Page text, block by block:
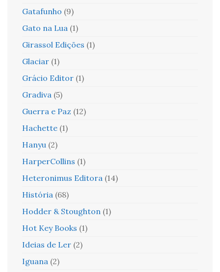
Gatafunho (9)
Gato na Lua (1)
Girassol Edições (1)
Glaciar (1)
Grácio Editor (1)
Gradiva (5)
Guerra e Paz (12)
Hachette (1)
Hanyu (2)
HarperCollins (1)
Heteronimus Editora (14)
História (68)
Hodder & Stoughton (1)
Hot Key Books (1)
Ideias de Ler (2)
Iguana (2)